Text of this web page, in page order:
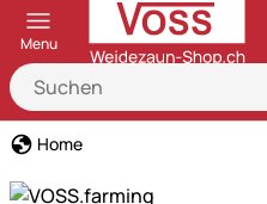
Menu
Home